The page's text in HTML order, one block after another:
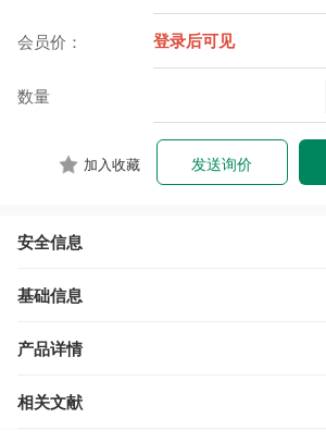
会员价： 登录后可见
数量
加入收藏 发送询价
安全信息
基础信息
产品详情
相关文献